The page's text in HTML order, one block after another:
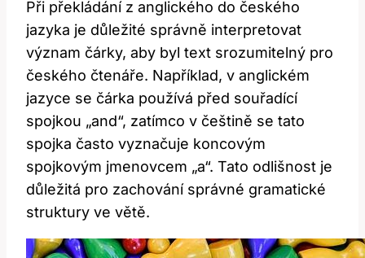
Při překládání z anglického do českého
jazyka je důležité správně interpretovat
význam čárky, aby byl text srozumitelný pro
českého čtenáře. Například, v anglickém
jazyce se čárka používá před souřadící
spojkou „and“, zatímco v češtině se tato
spojka často vyznačuje koncovým
spojkovým jmenovcem „a“. Tato odlišnost je
důležitá pro zachování správné gramatické
struktury ve větě.